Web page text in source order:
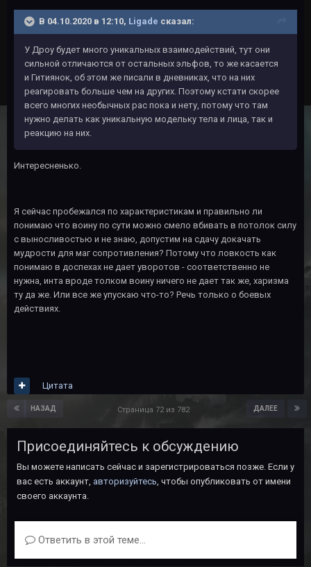
В 04.10.2020 в 12:10, Ligade сказал:
У Дроу будет много уникальных взаимодействий, тут они
сильной отличаются от остальных эльфов, то же касается
и Гитиянок, об этом же писали в дневниках, что на них
реагировать больше чем на других. Поэтому кстати скорее
всего многих необычных рас пока и нету, потому что там
нужно делать как уникальную модельку тела и лица, так и
реакцию на них.
Интересненько.
Я сейчас пробежался по характеристикам и правильно ли
понимаю что воину по сути можно смело вбивать в потолок силу
с выносливостью и не знаю, допустим на сдачу докачать
мудрости для маг сопротивления? Потому что ловкость как
понимаю в доспехах не дает уворотов - соответственно не
нужна, инта вроде толком воину ничего не дает так же, харизма
ту да же. Или все же упускаю что-то? Речь только о боевых
действиях.
Цитата
НАЗАД ДАЛЕЕ
Страница 72 из 782
Присоединяйтесь к обсуждению
Вы можете написать сейчас и зарегистрироваться позже. Если у
вас есть аккаунт, авторизуйтесь, чтобы опубликовать от имени
своего аккаунта.
Ответить в этой теме...